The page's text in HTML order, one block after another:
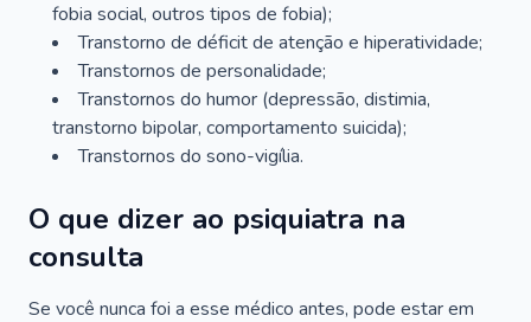
fobia social, outros tipos de fobia);
Transtorno de déficit de atenção e hiperatividade;
Transtornos de personalidade;
Transtornos do humor (depressão, distimia,
transtorno bipolar, comportamento suicida);
Transtornos do sono-vigília.
O que dizer ao psiquiatra na
consulta
Se você nunca foi a esse médico antes, pode estar em